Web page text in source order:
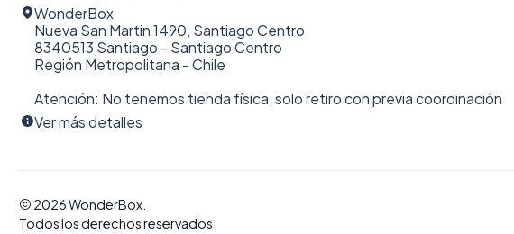
WonderBox
Nueva San Martin 1490, Santiago Centro
8340513 Santiago - Santiago Centro
Región Metropolitana - Chile
Atención: No tenemos tienda física, solo retiro con previa coordinación
Ver más detalles
2026 WonderBox.
Todos los derechos reservados